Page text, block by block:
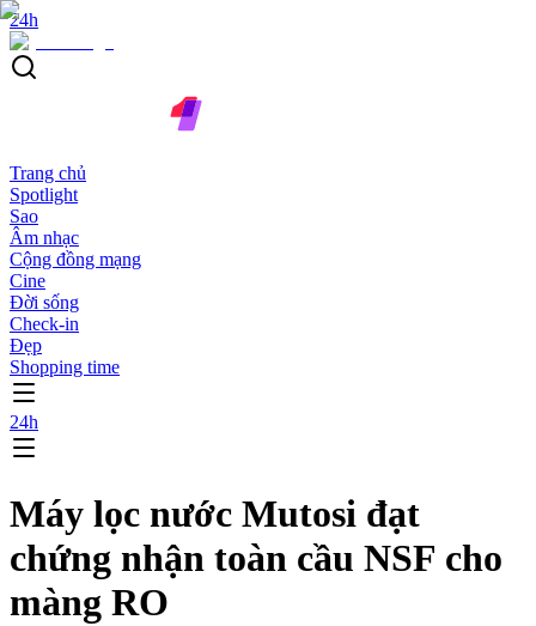
24h
Trang chủ
Spotlight
Sao
Âm nhạc
Cộng đồng mạng
Cine
Đời sống
Check-in
Đẹp
Shopping time
24h
Máy lọc nước Mutosi đạt
chứng nhận toàn cầu NSF cho
màng RO